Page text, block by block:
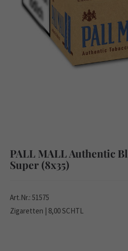
PALL MALL Authentic
Super (8x35)
Art.Nr.: 51575
Zigaretten | 8,00 SCHTL